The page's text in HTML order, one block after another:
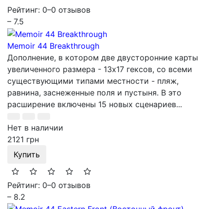
Рейтинг: 0–0 отзывов
– 7.5
Memoir 44 Breakthrough
Дополнение, в котором две двусторонние карты
увеличенного размера - 13x17 гексов, со всеми
существующими типами местности - пляж,
равнина, заснеженные поля и пустыня. В это
расширение включены 15 новых сценариев...
Нет в наличии
2121 грн
Купить
Рейтинг: 0–0 отзывов
– 8.2